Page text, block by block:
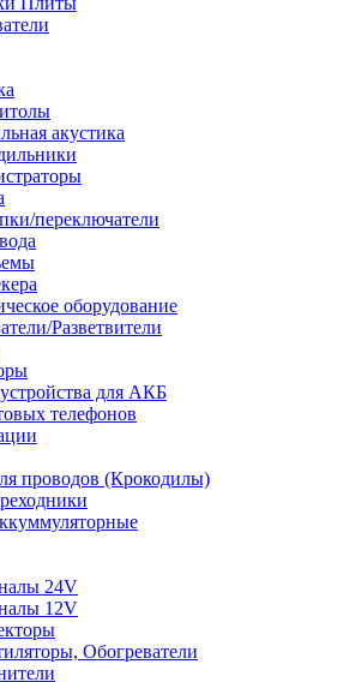
акустика
переключатели
оборудование
Разветвители
для АКБ
телефонов
проводов (Крокодилы)
24V
12V
Обогреватели